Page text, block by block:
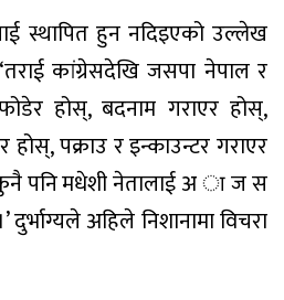
स्थापित हुन नदिइएको उल्लेख
कांग्रेसदेखि जसपा नेपाल र
होस्, बदनाम गराएर होस्,
होस्, पक्राउ र इन्काउन्टर गराएर
पनि मधेशी नेतालाई अ ा ज स
अहिले निशानामा विचरा